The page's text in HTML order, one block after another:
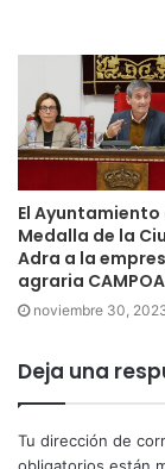
El
Medalla de la
Adra a la
agraria
noviembre 30,
Deja una
Tu dirección de
obligatorios están